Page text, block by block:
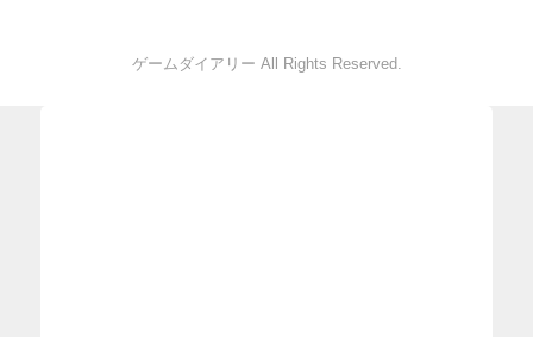
ゲームダイアリー All Rights Reserved.